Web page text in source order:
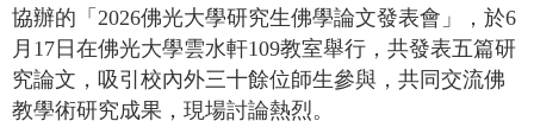
協辦的「2026佛光大學研究生佛學論文發表會」，於6
月17日在佛光大學雲水軒109教室舉行，共發表五篇研
究論文，吸引校內外三十餘位師生參與，共同交流佛
教學術研究成果，現場討論熱烈。